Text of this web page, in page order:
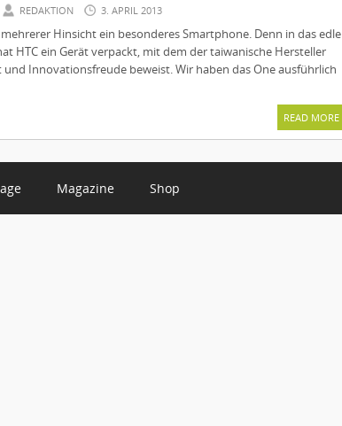
REDAKTION 3. APRIL 2013
Hinsicht ein besonderes Smartphone. Denn in das edle
HTC ein Gerät verpackt, mit dem der taiwanische Hersteller
und Innovationsfreude beweist. Wir haben das One ausführlich
READ MORE
Magazine Shop